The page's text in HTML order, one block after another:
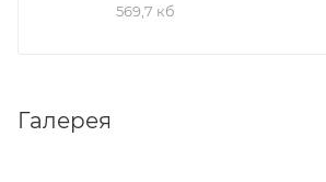
569,7 кб
Галерея